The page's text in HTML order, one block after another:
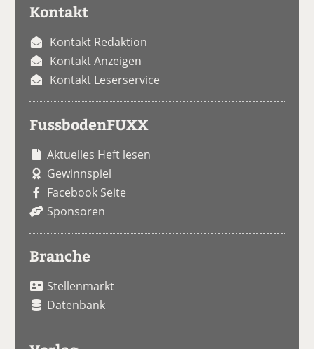
Kontakt
Kontakt Redaktion
Kontakt Anzeigen
Kontakt Leserservice
FussbodenFUXX
Aktuelles Heft lesen
Gewinnspiel
Facebook Seite
Sponsoren
Branche
Stellenmarkt
Datenbank